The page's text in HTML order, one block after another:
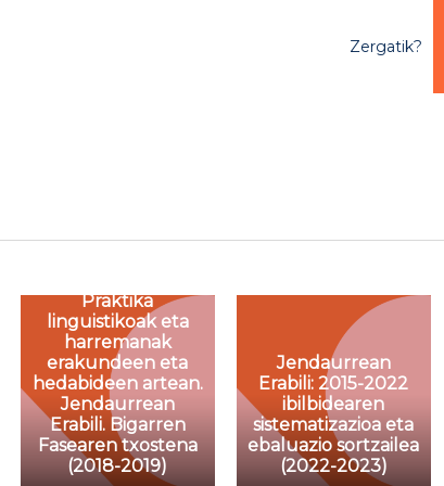
Zergatik?
Praktika
linguistikoak eta
harremanak
erakundeen eta
hedabideen artean.
Jendaurrean
Erabili. Bigarren
Fasearen txostena
(2018-2019)
Jendaurrean
Erabili: 2015-2022
ibilbidearen
sistematizazioa eta
ebaluazio sortzailea
(2022-2023)